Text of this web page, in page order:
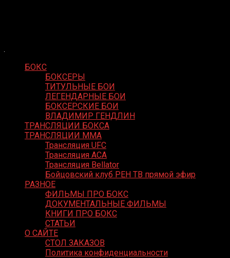
БОКС
БОКСЕРЫ
ТИТУЛЬНЫЕ БОИ
ЛЕГЕНДАРНЫЕ БОИ
БОКСЕРСКИЕ БОИ
ВЛАДИМИР ГЕНДЛИН
ТРАНСЛЯЦИИ БОКСА
ТРАНСЛЯЦИИ MMA
Трансляция UFC
Трансляция ACA
Трансляция Bellator
Бойцовский клуб РЕН ТВ прямой эфир
РАЗНОЕ
ФИЛЬМЫ ПРО БОКС
ДОКУМЕНТАЛЬНЫЕ ФИЛЬМЫ
КНИГИ ПРО БОКС
СТАТЬИ
О САЙТЕ
СТОЛ ЗАКАЗОВ
Политика конфиденциальности